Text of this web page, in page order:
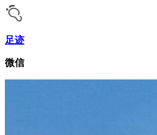
足迹
微信